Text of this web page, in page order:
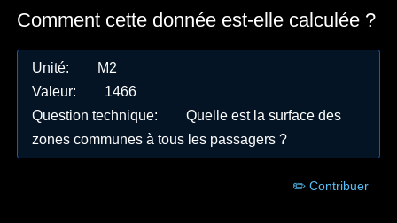
Comment cette donnée est-elle calculée ?
Unité:
M2
Valeur:
1466
Question technique:
Quelle est la surface des
zones communes à tous les passagers ?
✏️ Contribuer